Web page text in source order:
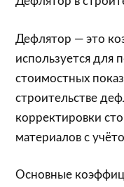
Дефлятор — это
используется для
стоимостных
строительстве
корректировки
материалов с
Основные